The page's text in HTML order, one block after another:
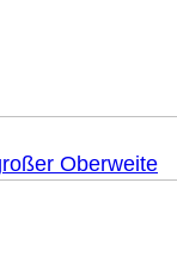
Oberweite